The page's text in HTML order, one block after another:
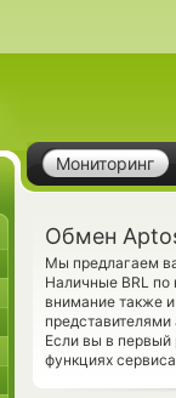
Мониторинг
Обмен
Мы предлагаем
Наличные BRL по
внимание также
Если вы в первый
функциях